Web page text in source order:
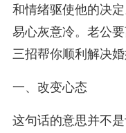
和情绪驱使他的决
易心灰意冷。老公
三招帮你顺利解决婚
一、改变心态
这句话的意思并不